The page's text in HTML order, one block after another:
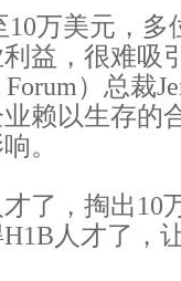
万美元，多
益，很难吸
）总裁
赖以生存的
。
了，掏出10
人才了，